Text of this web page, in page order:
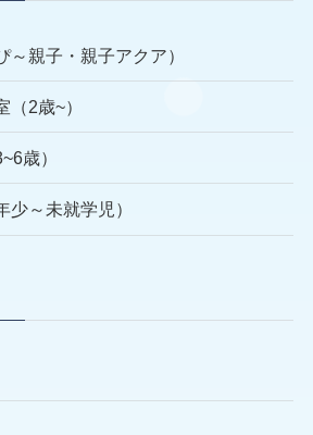
～親子・親子アクア）
（2歳~）
歳）
～未就学児）